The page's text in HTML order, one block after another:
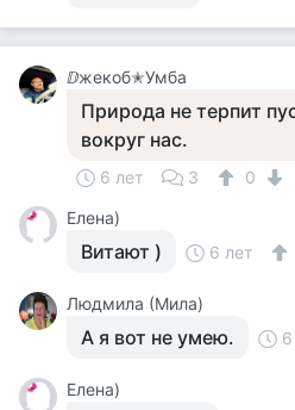
ⅅжекоб✭Умба
Природа не терпит
вокруг нас.
6 лет 3
0
Елена)
Витают ) 6 лет
Людмила (Мила)
А я вот не умею.
Елена)